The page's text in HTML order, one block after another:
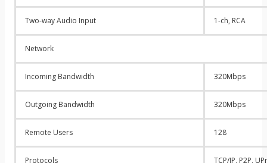
Two-way Audio Input 1-ch, RCA
Network
Incoming Bandwidth 320Mbps
Outgoing Bandwidth 320Mbps
Remote Users 128
Protocols TCP/IP, P2P,